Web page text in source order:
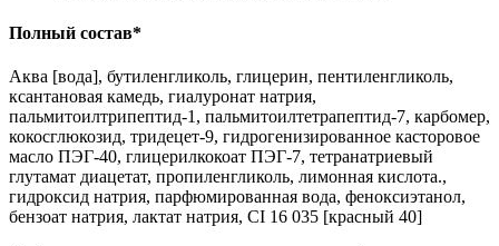
Полный состав*
Аква [вода], бутиленгликоль, глицерин, пентиленгликоль,
ксантановая камедь, гиалуронат натрия,
пальмитоилтрипептид-1, пальмитоилтетрапептид-7, карбомер,
кокосглюкозид, тридецет-9, гидрогенизированное касторовое
масло ПЭГ-40, глицерилкокоат ПЭГ-7, тетранатриевый
глутамат диацетат, пропиленгликоль, лимонная кислота.,
гидроксид натрия, парфюмированная вода, феноксиэтанол,
бензоат натрия, лактат натрия, CI 16 035 [красный 40]